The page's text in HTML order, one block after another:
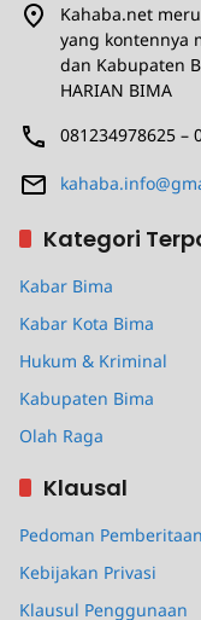
Kahaba.net
yang kontennya
dan Kabupaten
HARIAN BIMA
081234978625 –
Kategori
Kabar Bima
Kabar Kota Bima
Hukum & Kriminal
Kabupaten Bima
Olah Raga
Klausal
Pedoman Pemberitaan
Kebijakan Privasi
Klausul Penggunaan